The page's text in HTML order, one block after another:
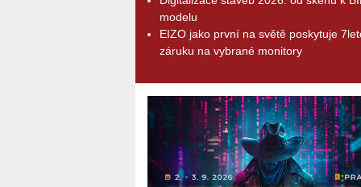
modelu
EIZO jako první na světě poskytuje
záruku na vybrané monitory